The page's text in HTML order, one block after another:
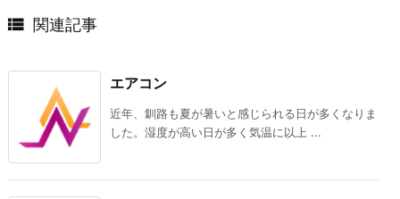
 関連記事
エアコン
近年、釧路も夏が暑いと感じられる日が多くなりま
した。湿度が高い日が多く気温に以上 ...